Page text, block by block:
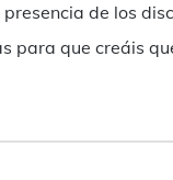
presencia de los
para que creáis